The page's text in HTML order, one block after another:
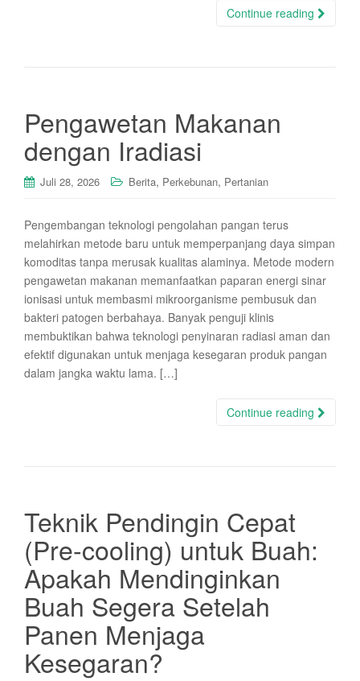
Continue reading
Pengawetan Makanan
dengan Iradiasi
Juli 28, 2026 Berita, Perkebunan, Pertanian
Pengembangan teknologi pengolahan pangan terus
melahirkan metode baru untuk memperpanjang daya simpan
komoditas tanpa merusak kualitas alaminya. Metode modern
pengawetan makanan memanfaatkan paparan energi sinar
ionisasi untuk membasmi mikroorganisme pembusuk dan
bakteri patogen berbahaya. Banyak penguji klinis
membuktikan bahwa teknologi penyinaran radiasi aman dan
efektif digunakan untuk menjaga kesegaran produk pangan
dalam jangka waktu lama. […]
Continue reading
Teknik Pendingin Cepat
(Pre-cooling) untuk Buah:
Apakah Mendinginkan
Buah Segera Setelah
Panen Menjaga
Kesegaran?